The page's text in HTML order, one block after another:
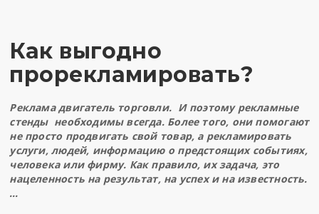
Как выгодно
прорекламировать?
Реклама двигатель торговли. И поэтому рекламные
стенды необходимы всегда. Более того, они помогают
не просто продвигать свой товар, а рекламировать
услуги, людей, информацию о предстоящих событиях,
человека или фирму. Как правило, их задача, это
нацеленность на результат, на успех и на известность.
…